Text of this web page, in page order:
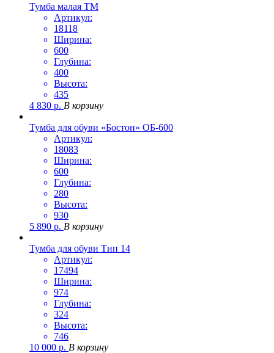
Тумба малая ТМ
Артикул:
18118
Ширина:
600
Глубина:
400
Высота:
435
4 830 р. В корзину
Тумба для обуви «Бостон» ОБ-600
Артикул:
18083
Ширина:
600
Глубина:
280
Высота:
930
5 890 р. В корзину
Тумба для обуви Тип 14
Артикул:
17494
Ширина:
974
Глубина:
324
Высота:
746
10 000 р. В корзину